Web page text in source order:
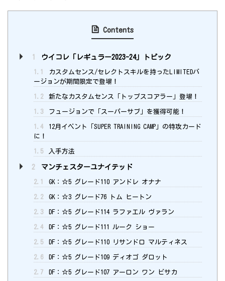
Contents
1 ウイコレ「レギュラー2023-24」トピック
1.1
カスタムセンス/セレクトスキルを持ったLIMITEDバ
ージョンが期間限定で登場！
1.2 新たなカスタムセンス「トップスコアラー」登場！
1.3 フュージョンで「スーパーサブ」を獲得可能！
1.4
12月イベント「SUPER TRAINING CAMP」の特攻カード
に！
1.5 入手方法
2 マンチェスターユナイテッド
2.1 GK：☆5 グレード110 アンドレ オナナ
2.2 GK：☆3 グレード76 トム ヒートン
2.3 DF：☆5 グレード114 ラファエル ヴァラン
2.4 DF：☆5 グレード111 ルーク ショー
2.5 DF：☆5 グレード110 リサンドロ マルティネス
2.6 DF：☆5 グレード109 ディオゴ ダロット
2.7 DF：☆5 グレード107 アーロン ワン ビサカ